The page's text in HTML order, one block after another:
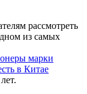
рассмотреть
из самых
марки
в Китае